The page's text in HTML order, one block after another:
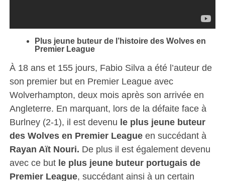
Plus jeune buteur de l’histoire des Wolves en
Premier League
À 18 ans et 155 jours, Fabio Silva a été l’auteur de
son premier but en Premier League avec
Wolverhampton, deux mois après son arrivée en
Angleterre. En marquant, lors de la défaite face à
Burlney (2-1), il est devenu le plus jeune buteur
des Wolves en Premier Leagueen succédant à
Rayan Aït Nouri. De plus il est également devenu
avec ce but le plus jeune buteur portugais de
Premier League, succédant ainsi à un certain